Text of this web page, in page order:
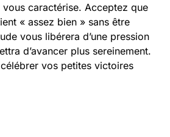
caractérise. Acceptez que
« assez bien » sans être
vous libérera d’une pression
d’avancer plus sereinement.
vos petites victoires